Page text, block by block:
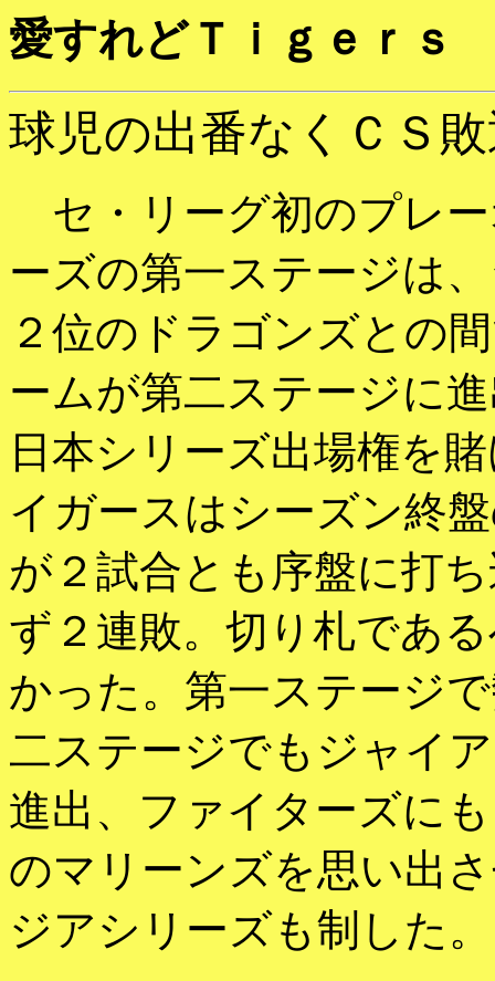
愛すれどＴｉｇｅｒｓ
球児の出番なくＣＳ
セ・リーグ初のプレ
ーズの第一ステージは
２位のドラゴンズとの
ームが第二ステージに
日本シリーズ出場権を
イガースはシーズン終
が２試合とも序盤に打
ず２連敗。切り札であ
かった。第一ステージ
二ステージでもジャイ
進出、ファイターズに
のマリーンズを思い出
ジアシリーズも制した。